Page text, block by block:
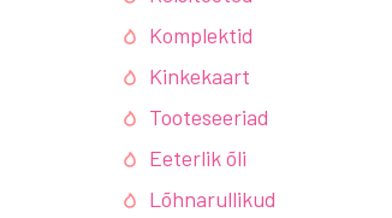
Komplektid
Kinkekaart
Tooteseeriad
Eeterlik õli
Lõhnarullikud